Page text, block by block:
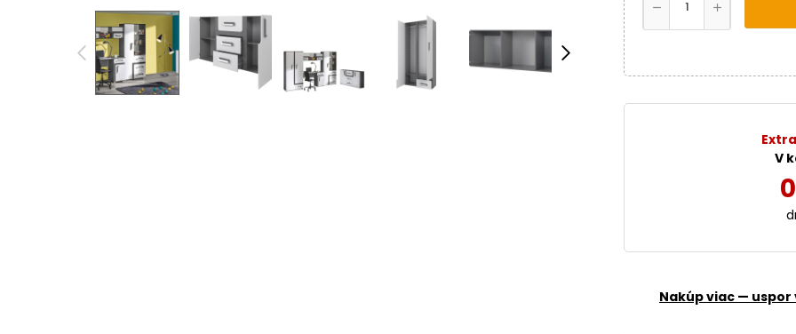
V
Nakúp viac — uspor